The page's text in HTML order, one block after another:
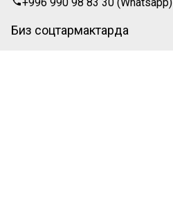
Биз соцтармактарда